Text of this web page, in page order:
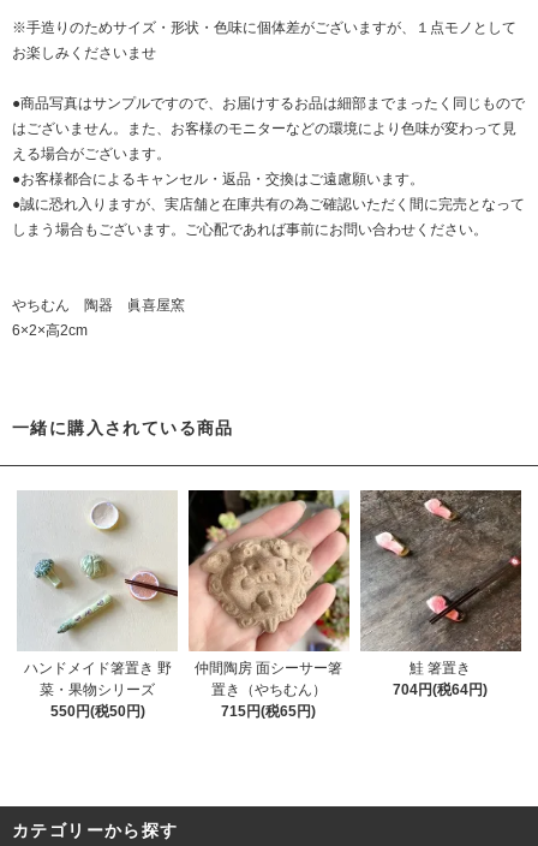
※手造りのためサイズ・形状・色味に個体差がございますが、１点モノとして
お楽しみくださいませ
●商品写真はサンプルですので、お届けするお品は細部までまったく同じもので
はございません。また、お客様のモニターなどの環境により色味が変わって見
える場合がございます。
●お客様都合によるキャンセル・返品・交換はご遠慮願います。
●誠に恐れ入りますが、実店舗と在庫共有の為ご確認いただく間に完売となって
しまう場合もございます。ご心配であれば事前にお問い合わせください。
やちむん 陶器 眞喜屋窯
6×2×高2cm
一緒に購入されている商品
ハンドメイド箸置き 野
菜・果物シリーズ
550円(税50円)
仲間陶房 面シーサー箸
置き（やちむん）
715円(税65円)
鮭 箸置き
704円(税64円)
カテゴリーから探す